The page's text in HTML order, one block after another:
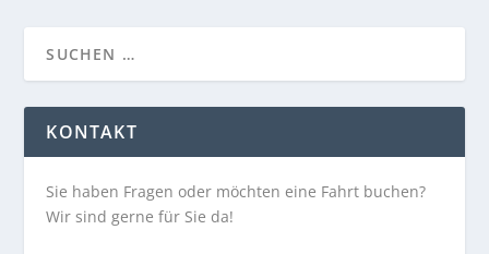
KONTAKT
Sie haben Fragen oder möchten eine Fahrt buchen?
Wir sind gerne für Sie da!